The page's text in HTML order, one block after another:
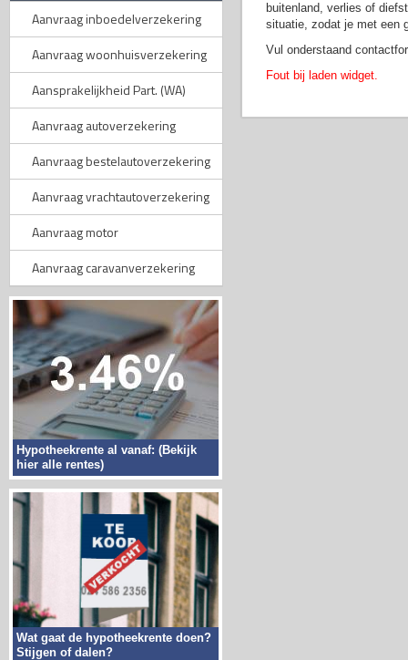
Aanvraag inboedelverzekering
Aanvraag woonhuisverzekering
Aansprakelijkheid Part. (WA)
Aanvraag autoverzekering
Aanvraag bestelautoverzekering
Aanvraag vrachtautoverzekering
Aanvraag motor
Aanvraag caravanverzekering
Hypotheekrente al vanaf: (Bekijk
hier alle rentes)
Wat gaat de hypotheekrente doen?
Stijgen of dalen?
buitenland, verlies of
situatie, zodat je met een
Vul onderstaand
Fout bij laden widget.